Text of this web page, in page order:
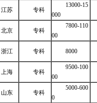
江苏 专科
13000-15
000
北京 专科
7800-110
00
浙江 专科 8000
上海 专科
9500-100
00
山东 专科
5000-600
0